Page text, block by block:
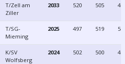
T/Zell am
Ziller
2033 520 505
T/SG-
Mieming
2025 497 519
K/SV
Wolfsberg
2024 502 500